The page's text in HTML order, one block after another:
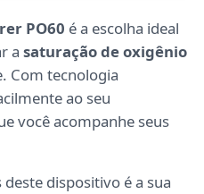
PO60 é a escolha ideal
a saturação de oxigênio
Com tecnologia
ao seu
você acompanhe seus
dispositivo é a sua